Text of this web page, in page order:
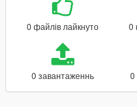
0 файлів лайкнуто 0
0 завантаженнь 0